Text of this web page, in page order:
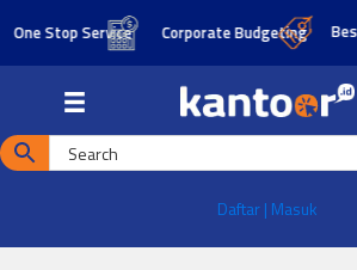
content
Stop Service Corporate Budgeting Best
Daftar | Masuk